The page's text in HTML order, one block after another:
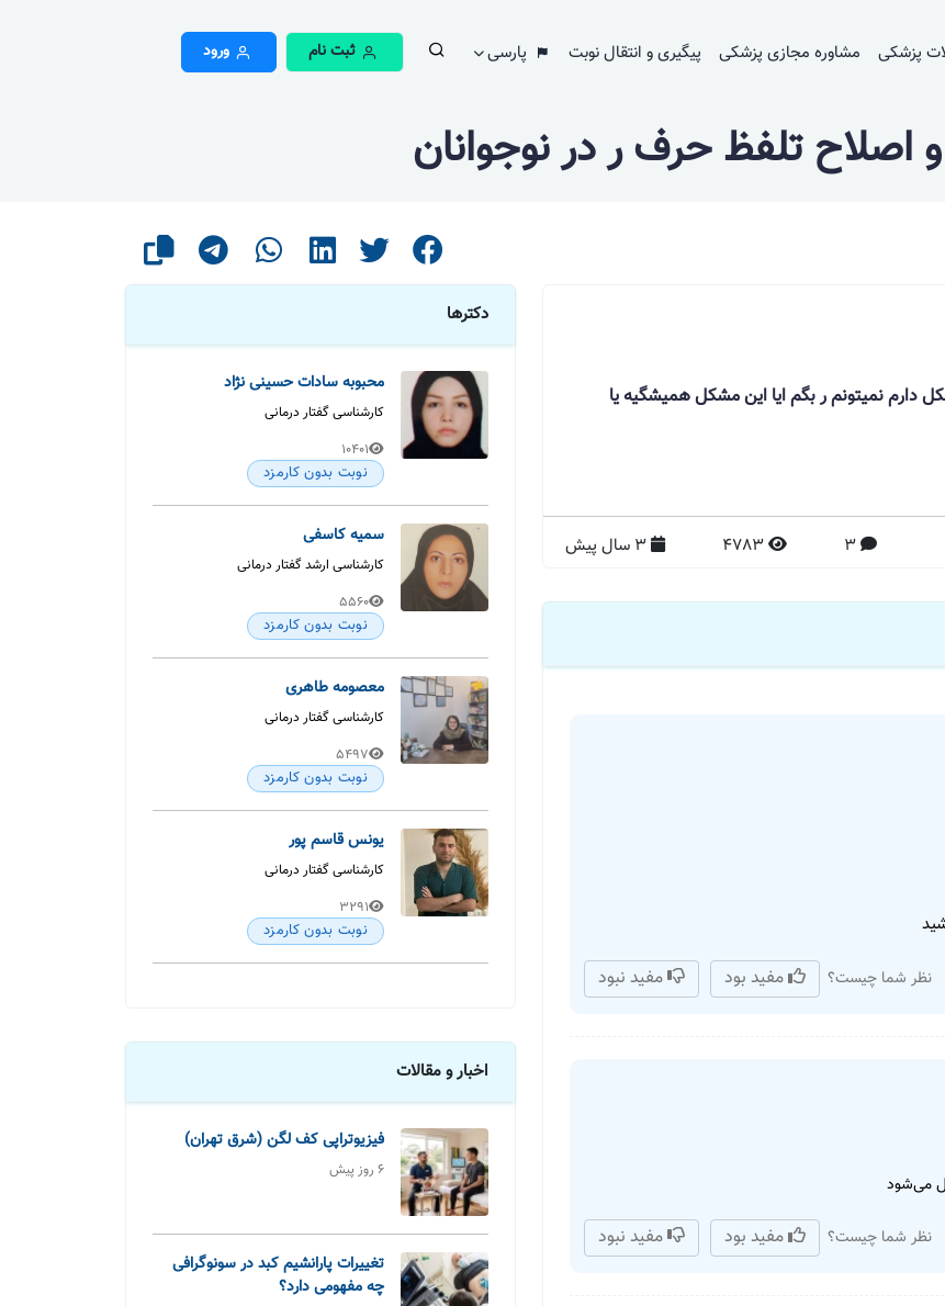
پزشکی مشاوره مجازی پزشکی پیگیری و انتقال نوبت پارسی ثبت نام ورود
اصلاح تلفظ حرف ر در نوجوانان
حرف ر مشکل دارم نمیتونم ر بگم ایا این مشکل همیشگیه یا
نظر شما چیست؟ مفید بود مفید نبود
می‌شود
نظر شما چیست؟ مفید بود مفید نبود
دکترها
محبوبه سادات حسینی نژاد
کارشناسی گفتار درمانی
10401
نوبت بدون کارمزد
سمیه کاسفی
کارشناسی ارشد گفتار درمانی
5560
نوبت بدون کارمزد
معصومه طاهری
کارشناسی گفتار درمانی
5497
نوبت بدون کارمزد
یونس قاسم پور
کارشناسی گفتار درمانی
3291
نوبت بدون کارمزد
اخبار و مقالات
فیزیوتراپی کف لگن (شرق تهران)
6 روز پیش
تغییرات پارانشیم کبد در سونوگرافی
چه مفهومی دارد؟